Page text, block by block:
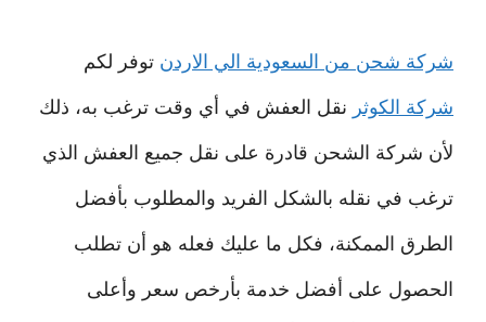
شركة شحن من السعودية الي الاردن توفر لكم
شركة الكوثر نقل العفش في أي وقت ترغب به، ذلك
لأن شركة الشحن قادرة على نقل جميع العفش الذي
ترغب في نقله بالشكل الفريد والمطلوب بأفضل
الطرق الممكنة، فكل ما عليك فعله هو أن تطلب
الحصول على أفضل خدمة بأرخص سعر وأعلى